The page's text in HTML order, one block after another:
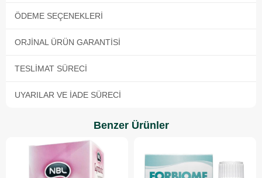
ÖDEME SEÇENEKLERI
ORJINAL ÜRÜN GARANTISI
TESLIMAT SÜRECI
UYARILAR VE İADE SÜRECI
Benzer Ürünler